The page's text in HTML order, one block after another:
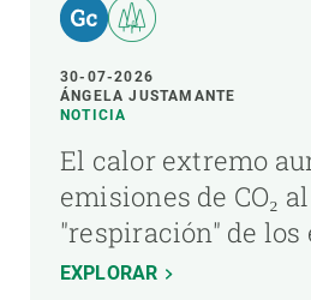
30-07-2026
ÁNGELA JUSTAMANTE
NOTICIA
El calor extremo
emisiones de CO₂
"respiración" de los
EXPLORAR